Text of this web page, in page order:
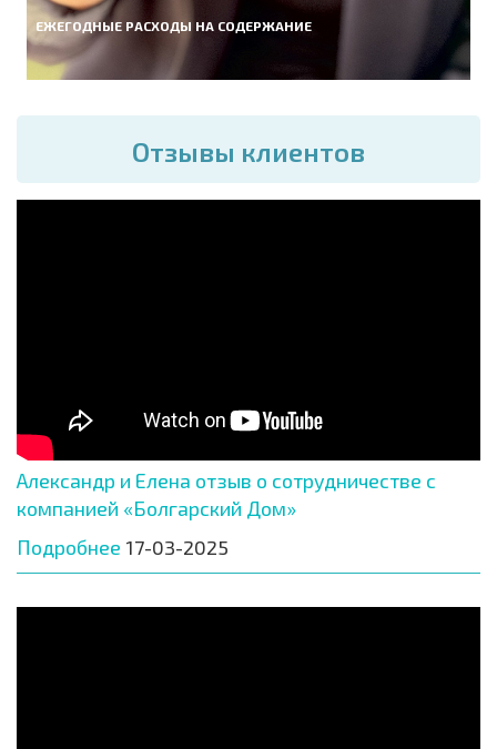
ЕЖЕГОДНЫЕ РАСХОДЫ НА СОДЕРЖАНИЕ
Отзывы клиентов
Александр и Елена отзыв о сотрудничестве с
компанией «Болгарский Дом»
Подробнее 17-03-2025